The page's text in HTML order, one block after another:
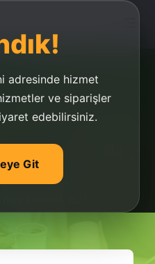
adresinde hizmet
ve siparişler
edebilirsiniz.
Git
Yollama
keşfedilmesi
hesabınıza